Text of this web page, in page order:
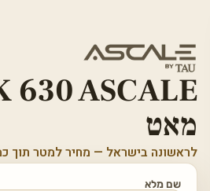
630 ASCALE
מאט
לראשונה בישראל — מחיר למטר תוך
שם מלא